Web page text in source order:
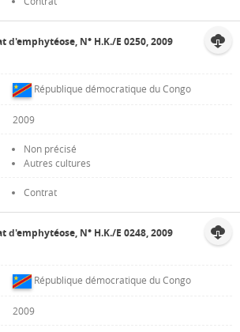
d'emphytéose, N° H.K./E 0250, 2009
République démocratique du Congo
2009
Non précisé
Autres cultures
Contrat
d'emphytéose, N° H.K./E 0248, 2009
République démocratique du Congo
2009